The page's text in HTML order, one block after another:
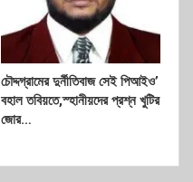
চৌদ্দগ্রামের দুর্নীতিবাজ সেই পিআইও’
বহাল তবিয়তে,স্হানীয়দের প্রশ্ন খুটির
জোর…